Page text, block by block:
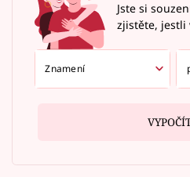
Jste si
zjistěte, jestli